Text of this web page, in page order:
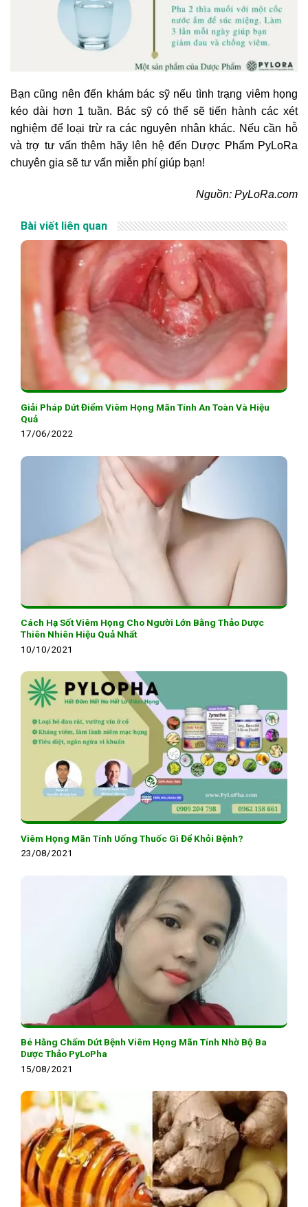
Bạn cũng nên đến khám bác sỹ nếu tình trạng viêm họng
kéo dài hơn 1 tuần. Bác sỹ có thể sẽ tiến hành các xét
nghiệm để loại trừ ra các nguyên nhân khác. Nếu cần hỗ
và trợ tư vấn thêm hãy lên hệ đến Dược Phẩm PyLoRa
chuyên gia sẽ tư vấn miễn phí giúp bạn!
Nguồn: PyLoRa.com
Bài viết liên quan
Giải Pháp Dứt Điểm Viêm Họng Mãn Tính An Toàn Và Hiệu
Quả
17/06/2022
Cách Hạ Sốt Viêm Họng Cho Người Lớn Bằng Thảo Dược
Thiên Nhiên Hiệu Quả Nhất
10/10/2021
Viêm Họng Mãn Tính Uống Thuốc Gì Để Khỏi Bệnh?
23/08/2021
Bé Hằng Chấm Dứt Bệnh Viêm Họng Mãn Tính Nhờ Bộ Ba
Dược Thảo PyLoPha
15/08/2021